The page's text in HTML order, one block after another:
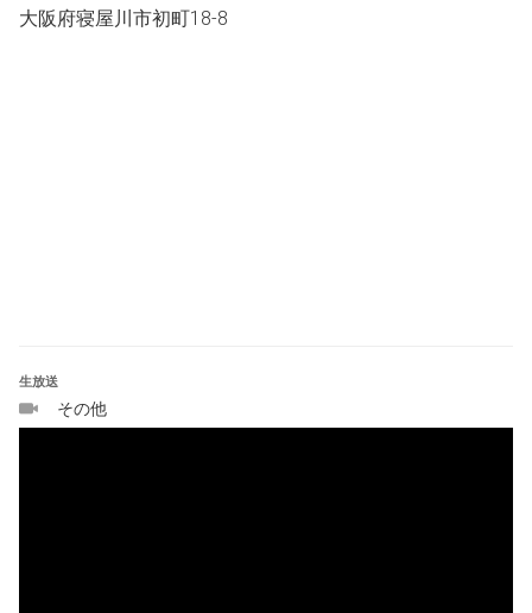
【大会名】
【エントリー期間】
大阪府寝屋川市初町18-8
生放送
その他